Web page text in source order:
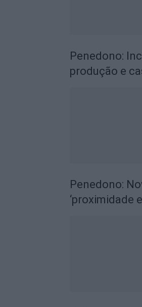
Penedono:
produção e
Penedono:
‘proximidade